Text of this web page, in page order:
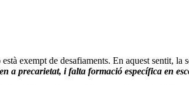
exempt de desafiaments. En aquest sentit, la
a precarietat, i falta formació específica en